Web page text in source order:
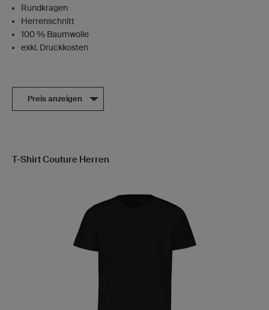
Rundkragen
Herrenschnitt
100 % Baumwolle
exkl. Druckkosten
Preis anzeigen
T-Shirt Couture Herren